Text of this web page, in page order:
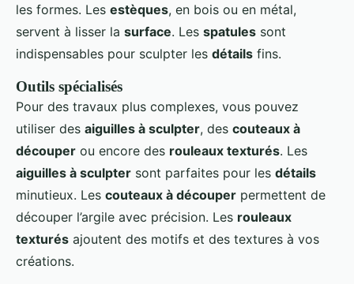
les formes. Les estèques, en bois ou en métal,
servent à lisser la surface. Les spatules sont
indispensables pour sculpter les détails fins.
Outils spécialisés
Pour des travaux plus complexes, vous pouvez
utiliser des aiguilles à sculpter, des couteaux à
découper ou encore des rouleaux texturés. Les
aiguilles à sculpter sont parfaites pour les détails
minutieux. Les couteaux à découper permettent de
découper l’argile avec précision. Les rouleaux
texturés ajoutent des motifs et des textures à vos
créations.